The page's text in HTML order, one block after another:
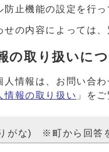
防止機能の設定を行
せの内容によっては
の取り扱いに
人情報は、お問い合
情報の取り扱い 」を
がな) ※町から回答